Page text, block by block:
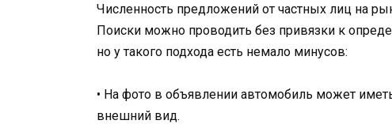
Численность предложений от частных лиц на
Поиски можно проводить без привязки к
но у такого подхода есть немало минусов:
• На фото в объявлении автомобиль может
внешний вид.